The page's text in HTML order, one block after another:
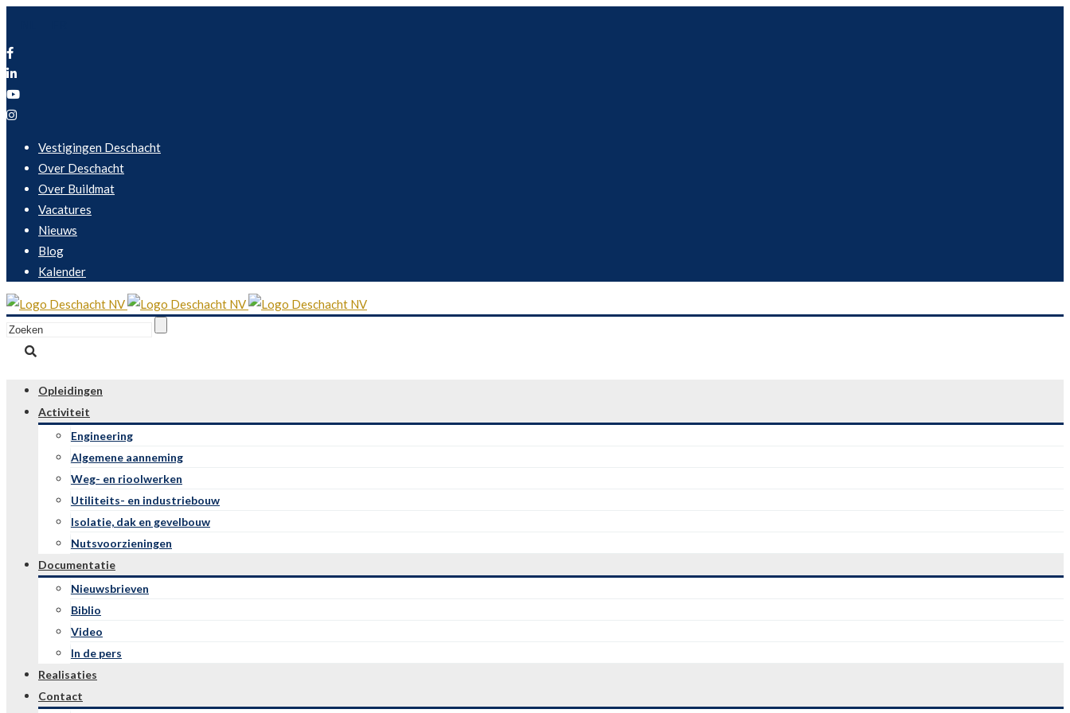
Vestigingen Deschacht
Over Deschacht
Over Buildmat
Vacatures
Nieuws
Blog
Kalender
Opleidingen
Activiteit
Engineering
Algemene aanneming
Weg- en rioolwerken
Utiliteits- en industriebouw
Isolatie, dak en gevelbouw
Nutsvoorzieningen
Documentatie
Nieuwsbrieven
Biblio
Video
In de pers
Realisaties
Contact